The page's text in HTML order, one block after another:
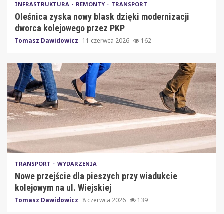
INFRASTRUKTURA REMONTY TRANSPORT
Oleśnica zyska nowy blask dzięki modernizacji
dworca kolejowego przez PKP
Tomasz Dawidowicz 11 czerwca 2026 162
TRANSPORT WYDARZENIA
Nowe przejście dla pieszych przy wiadukcie
kolejowym na ul. Wiejskiej
Tomasz Dawidowicz 8 czerwca 2026 139